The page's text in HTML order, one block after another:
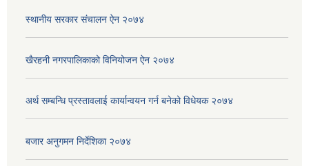
स्थानीय सरकार संचालन ऐन २०७४
खैरहनी नगरपालिकाको विनियोजन ऐन २०७४
अर्थ सम्बन्धि प्रस्तावलाई कार्यान्वयन गर्न बनेको विधेयक २०७४
बजार अनुगमन निर्देशिका २०७४